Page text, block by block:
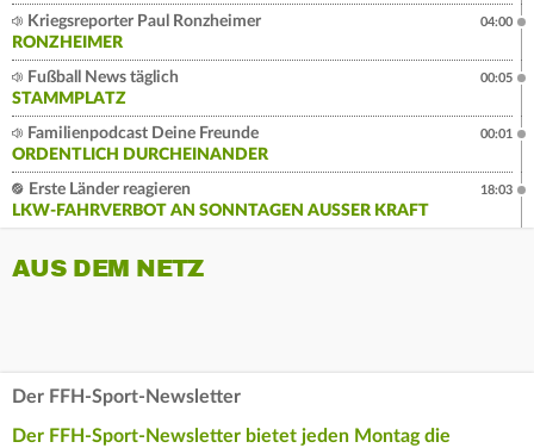
Kriegsreporter Paul Ronzheimer
RONZHEIMER
04:00
Fußball News täglich
STAMMPLATZ
00:05
Familienpodcast Deine Freunde
ORDENTLICH DURCHEINANDER
00:01
Erste Länder reagieren
LKW-FAHRVERBOT AN SONNTAGEN AUSSER KRAFT
18:03
AUS DEM NETZ
Der FFH-Sport-Newsletter
Der FFH-Sport-Newsletter bietet jeden Montag die